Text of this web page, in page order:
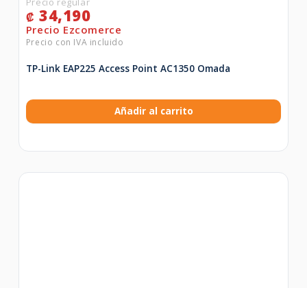
₡ 34,190
TP-Link EAP225 Access Point AC1350 Omada
Añadir al carrito